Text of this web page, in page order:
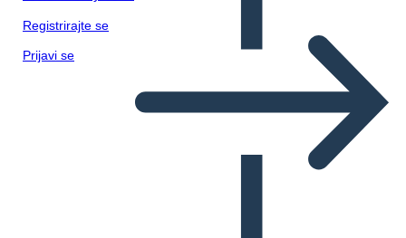
Registrirajte se
Prijavi se